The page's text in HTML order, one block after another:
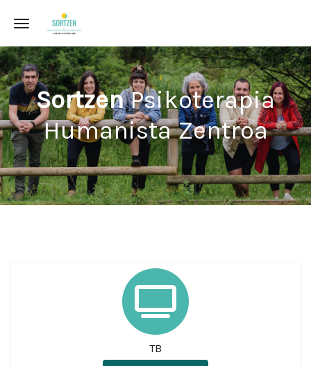
Toggle navigation
SortzenPsikoterapia
Humanista Zentroa
TB